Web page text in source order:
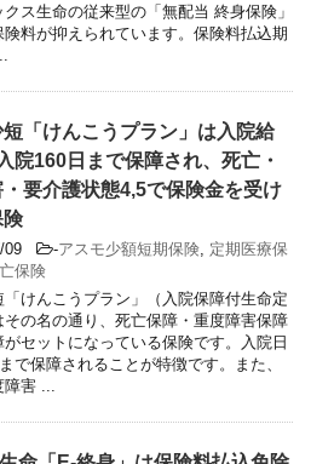
ス生命の従来型の「無配当 終身保険」
険料が抑えられています。保険料払込期
「けんこうプラン」は入院給
院160日まで保障され、死亡・
要介護状態4,5で保険金を受け
険
09 -アスモ少額短期保険 定期医療保
保険
「けんこうプラン」（入院保障付生命定
その名の通り、死亡保障・重度障害保障
がセットになっている保険です。入院日
で保障されることが特徴です。また、
害 ...